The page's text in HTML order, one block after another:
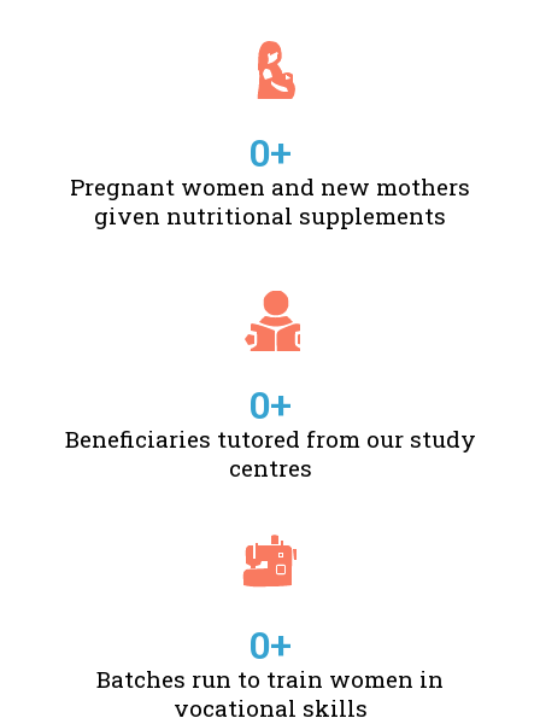
Pregnant women and new mothers
given nutritional supplements
0+
Beneficiaries tutored from our study
centres
0+
Batches run to train women in
vocational skills
0+